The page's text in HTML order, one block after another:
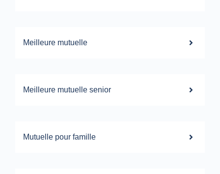
Meilleure mutuelle
Meilleure mutuelle senior
Mutuelle pour famille